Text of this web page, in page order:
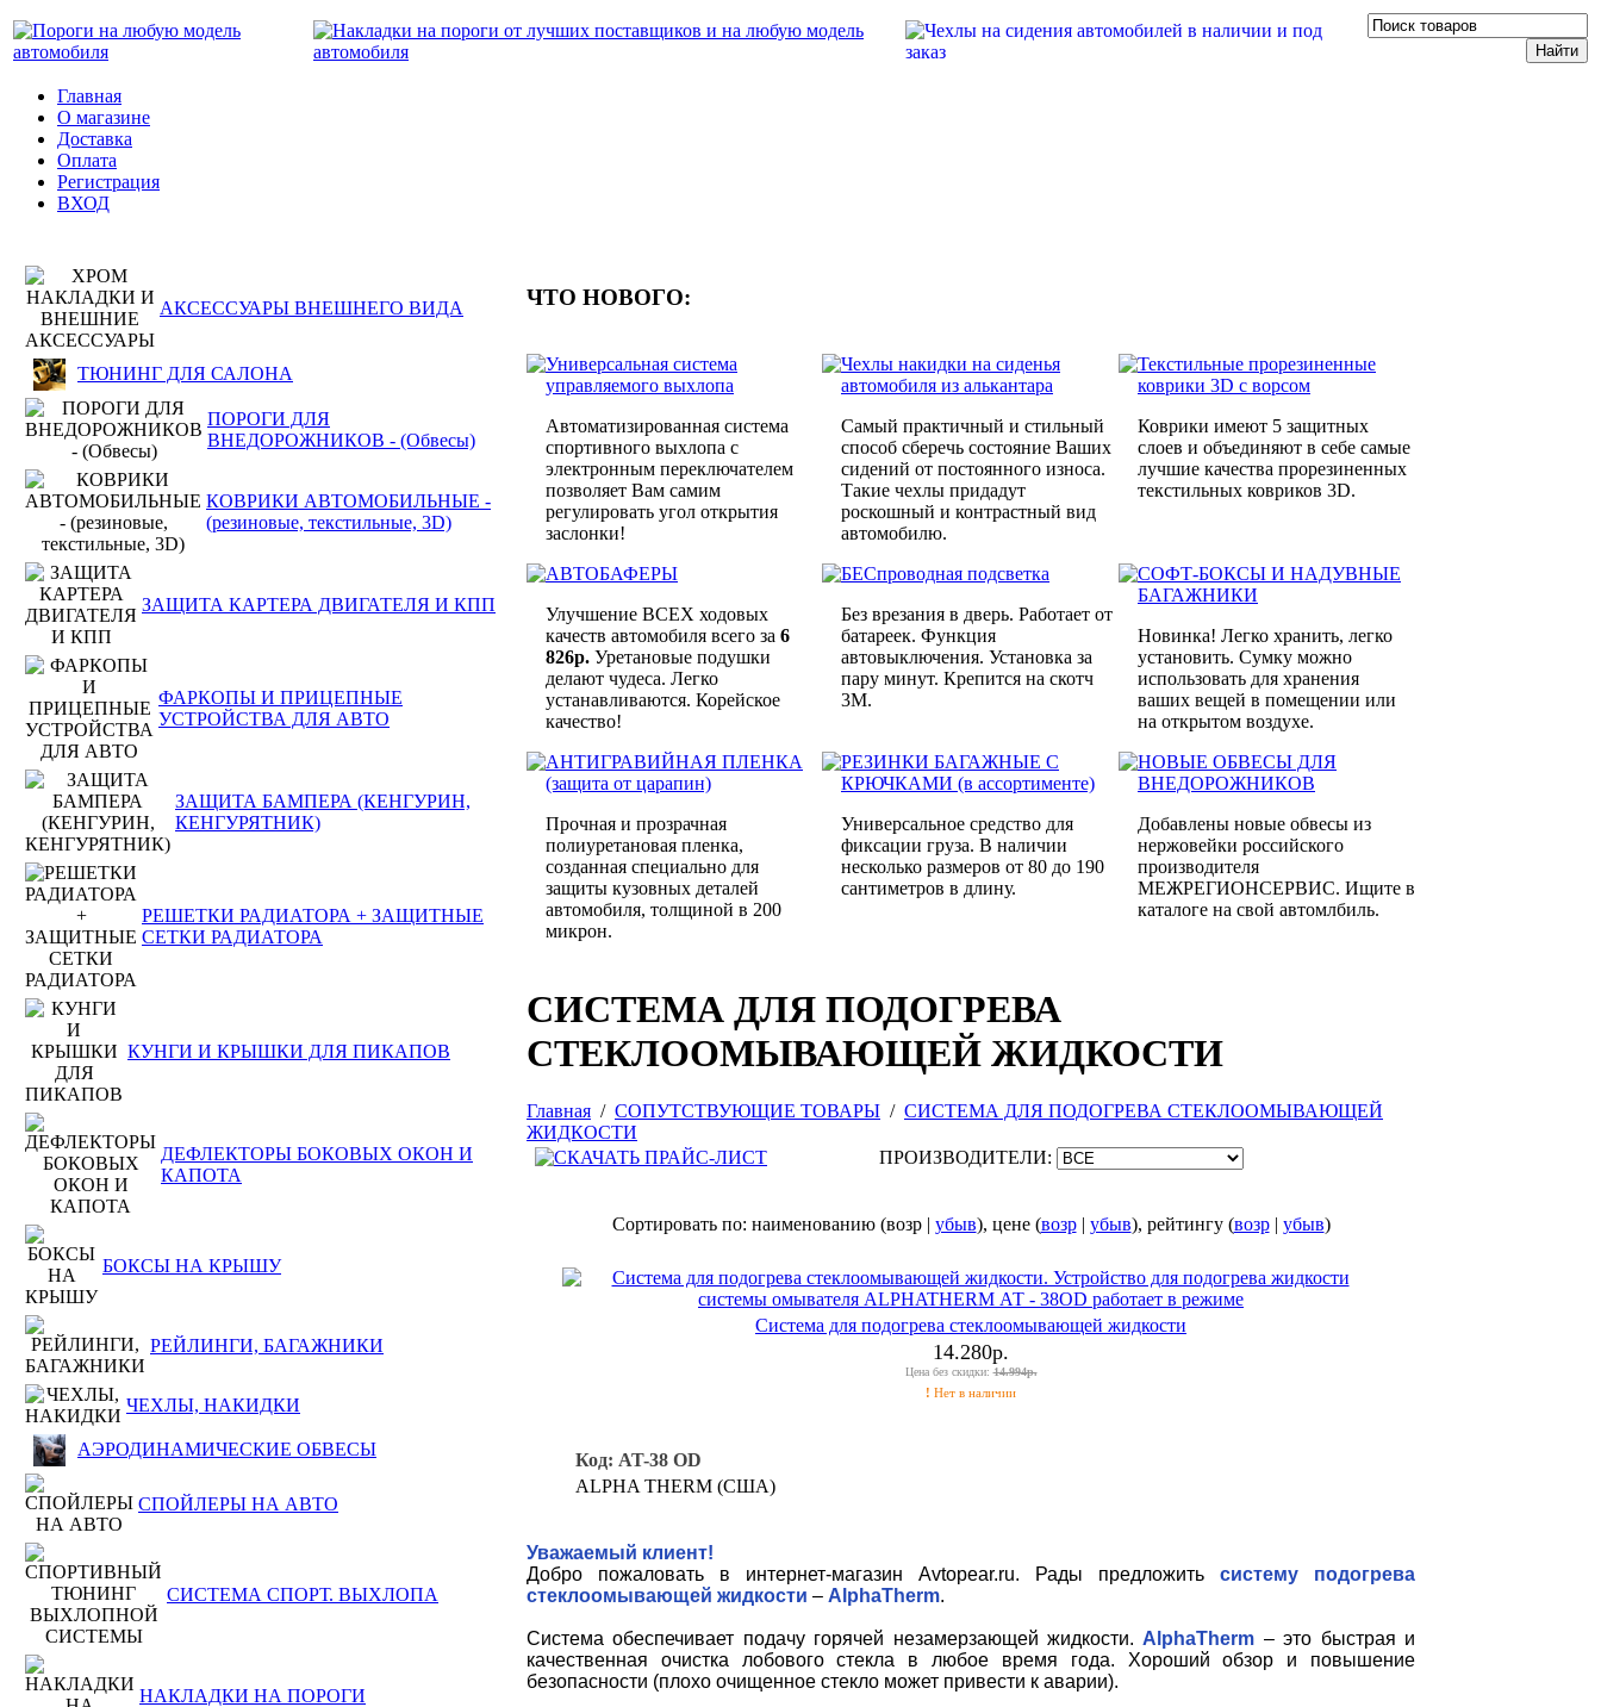
Главная
О магазине
Доставка
Оплата
Регистрация
ВХОД
АКСЕССУАРЫ ВНЕШНЕГО ВИДА
ТЮНИНГ ДЛЯ САЛОНА
ПОРОГИ ДЛЯ
ВНЕДОРОЖНИКОВ - (Обвесы)
КОВРИКИ АВТОМОБИЛЬНЫЕ -
(резиновые, текстильные, 3D)
ЗАЩИТА КАРТЕРА ДВИГАТЕЛЯ И КПП
ФАРКОПЫ И ПРИЦЕПНЫЕ
УСТРОЙСТВА ДЛЯ АВТО
ЗАЩИТА БАМПЕРА (КЕНГУРИН,
КЕНГУРЯТНИК)
РЕШЕТКИ РАДИАТОРА + ЗАЩИТНЫЕ
СЕТКИ РАДИАТОРА
КУНГИ И КРЫШКИ ДЛЯ ПИКАПОВ
ДЕФЛЕКТОРЫ БОКОВЫХ ОКОН И
КАПОТА
БОКСЫ НА КРЫШУ
РЕЙЛИНГИ, БАГАЖНИКИ
ЧЕХЛЫ, НАКИДКИ
АЭРОДИНАМИЧЕСКИЕ ОБВЕСЫ
СПОЙЛЕРЫ НА АВТО
СИСТЕМА СПОРТ. ВЫХЛОПА
НАКЛАДКИ НА ПОРОГИ
ЧТО НОВОГО:
Универсальная система
управляемого выхлопа
Автоматизированная система
спортивного выхлопа с
электронным переключателем
позволяет Вам самим
регулировать угол открытия
заслонки!
Чехлы накидки на сиденья
автомобиля из алькантара
Самый практичный и стильный
способ сберечь состояние Ваших
сидений от постоянного износа.
Такие чехлы придадут
роскошный и контрастный вид
автомобилю.
Текстильные прорезиненные
коврики 3D с ворсом
Коврики имеют 5 защитных
слоев и объединяют в себе самые
лучшие качества прорезиненных
текстильных ковриков 3D.
АВТОБАФЕРЫ
Улучшение ВСЕХ ходовых
качеств автомобиля всего за 6
826р. Уретановые подушки
делают чудеса. Легко
устанавливаются. Корейское
качество!
БЕСпроводная подсветка
Без врезания в дверь. Работает от
батареек. Функция
автовыключения. Установка за
пару минут. Крепится на скотч
3M.
СОФТ-БОКСЫ И НАДУВНЫЕ
БАГАЖНИКИ
Новинка! Легко хранить, легко
установить. Сумку можно
использовать для хранения
ваших вещей в помещении или
на открытом воздухе.
АНТИГРАВИЙНАЯ ПЛЕНКА
(защита от царапин)
Прочная и прозрачная
полиуретановая пленка,
созданная специально для
защиты кузовных деталей
автомобиля, толщиной в 200
микрон.
РЕЗИНКИ БАГАЖНЫЕ С
КРЮЧКАМИ (в ассортименте)
Универсальное средство для
фиксации груза. В наличии
несколько размеров от 80 до 190
сантиметров в длину.
НОВЫЕ ОБВЕСЫ ДЛЯ
ВНЕДОРОЖНИКОВ
Добавлены новые обвесы из
нержовейки российского
производителя
МЕЖРЕГИОНСЕРВИС. Ищите в
каталоге на свой автомлбиль.
СИСТЕМА ДЛЯ ПОДОГРЕВА
СТЕКЛООМЫВАЮЩЕЙ ЖИДКОСТИ
Главная / СОПУТСТВУЮЩИЕ ТОВАРЫ / СИСТЕМА ДЛЯ ПОДОГРЕВА СТЕКЛООМЫВАЮЩЕЙ
ЖИДКОСТИ
ПРОИЗВОДИТЕЛИ:
Сортировать по: наименованию (возр | убыв), цене (возр| убыв), рейтингу (возр| убыв)
Система для подогрева стеклоомывающей жидкости
14.280р.
Цена без скидки:14.994р.
! Нет в наличии
Код: AT-38 OD
ALPHA THERM (США)
Уважаемый клиент!
Добро пожаловать в интернет-магазин Avtopear.ru. Рады предложить систему подогрева
стеклоомывающей жидкости – AlphaTherm.
Система обеспечивает подачу горячей незамерзающей жидкости. AlphaTherm – это быстрая и
качественная очистка лобового стекла в любое время года. Хороший обзор и повышение
безопасности (плохо очищенное стекло может привести к аварии).